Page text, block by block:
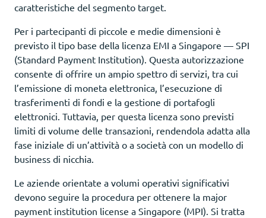
caratteristiche del segmento target.
Per i partecipanti di piccole e medie dimensioni è
previsto il tipo base della licenza EMI a Singapore — SPI
(Standard Payment Institution). Questa autorizzazione
consente di offrire un ampio spettro di servizi, tra cui
l’emissione di moneta elettronica, l’esecuzione di
trasferimenti di fondi e la gestione di portafogli
elettronici. Tuttavia, per questa licenza sono previsti
limiti di volume delle transazioni, rendendola adatta alla
fase iniziale di un’attività o a società con un modello di
business di nicchia.
Le aziende orientate a volumi operativi significativi
devono seguire la procedura per ottenere la major
payment institution license a Singapore (MPI). Si tratta